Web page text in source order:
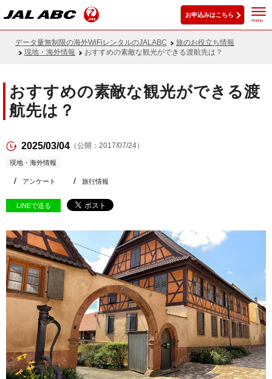
お申込みはこちら
menu
データ量無制限の海外WiFiレンタルのJALABC
旅のお役立ち情報
現地・海外情報
おすすめの素敵な観光ができる渡航先は？
おすすめの素敵な観光ができる渡
航先は？
2025/03/04 （公開：2017/07/24）
現地・海外情報
アンケート 旅行情報
LINEで送る